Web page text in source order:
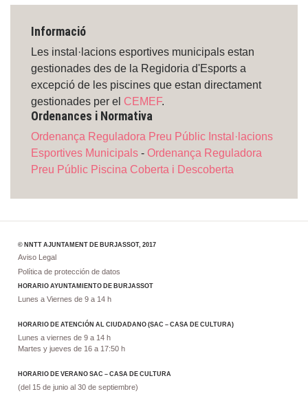
Informació
Les instal·lacions esportives municipals estan
gestionades des de la Regidoria d'Esports a
excepció de les piscines que estan directament
gestionades per el CEMEF.
Ordenances i Normativa
Ordenança Reguladora Preu Públic Instal·lacions
Esportives Municipals - Ordenança Reguladora
Preu Públic Piscina Coberta i Descoberta
© NNTT AJUNTAMENT DE BURJASSOT, 2017
Aviso Legal
Política de protección de datos
HORARIO AYUNTAMIENTO DE BURJASSOT
Lunes a Viernes de 9 a 14 h
HORARIO DE ATENCIÓN AL CIUDADANO (SAC – CASA DE CULTURA)
Lunes a viernes de 9 a 14 h
Martes y jueves de 16 a 17:50 h
HORARIO DE VERANO SAC – CASA DE CULTURA
(del 15 de junio al 30 de septiembre)